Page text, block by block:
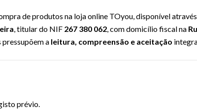
de produtos na loja online TOyou, disponível
, titular do NIF 267 380 062, com domicílio fiscal na
pressupõem a leitura, compreensão e aceitação
prévio.